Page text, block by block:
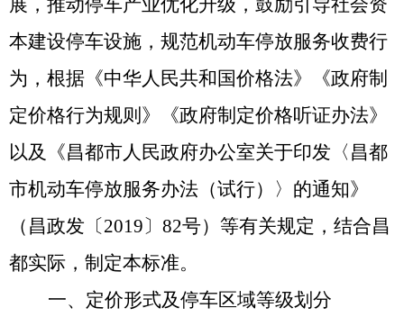
展， 推动停车产业优化升级，鼓励引导社会资
本建设停车设施，规范机动车停放服务收费行
为， 根据《中华人民共和国价格法》《政府制
定价格行为规则》《政府制定价格听证办法》
以及《昌都市人民政府办公室关于印发〈昌都
市机动车停放服务办法（试行）〉的通知》
（昌政发〔2019〕82号）等有关规定，结合昌
都实际，制定本标准。
一、定价形式及停车区域等级划分